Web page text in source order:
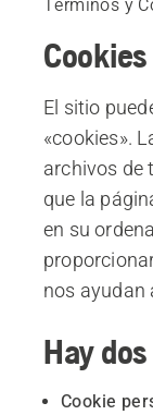
Términos y
Cookies
El sitio
«cookies».
archivos de
que la
en su
nos ayudan
Hay
Cookie